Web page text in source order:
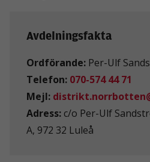
Avdelningsfakta
Ordförande: Per-Ulf
Telefon: 070-574 44 71
Mejl:
Adress: c/o Per-Ulf
A, 972 32 Luleå